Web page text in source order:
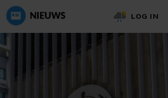
LOG IN